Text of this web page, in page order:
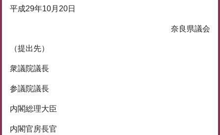
平成29年10月20日
奈良県議会
（提出先）
衆議院議長
参議院議長
内閣総理大臣
内閣官房長官